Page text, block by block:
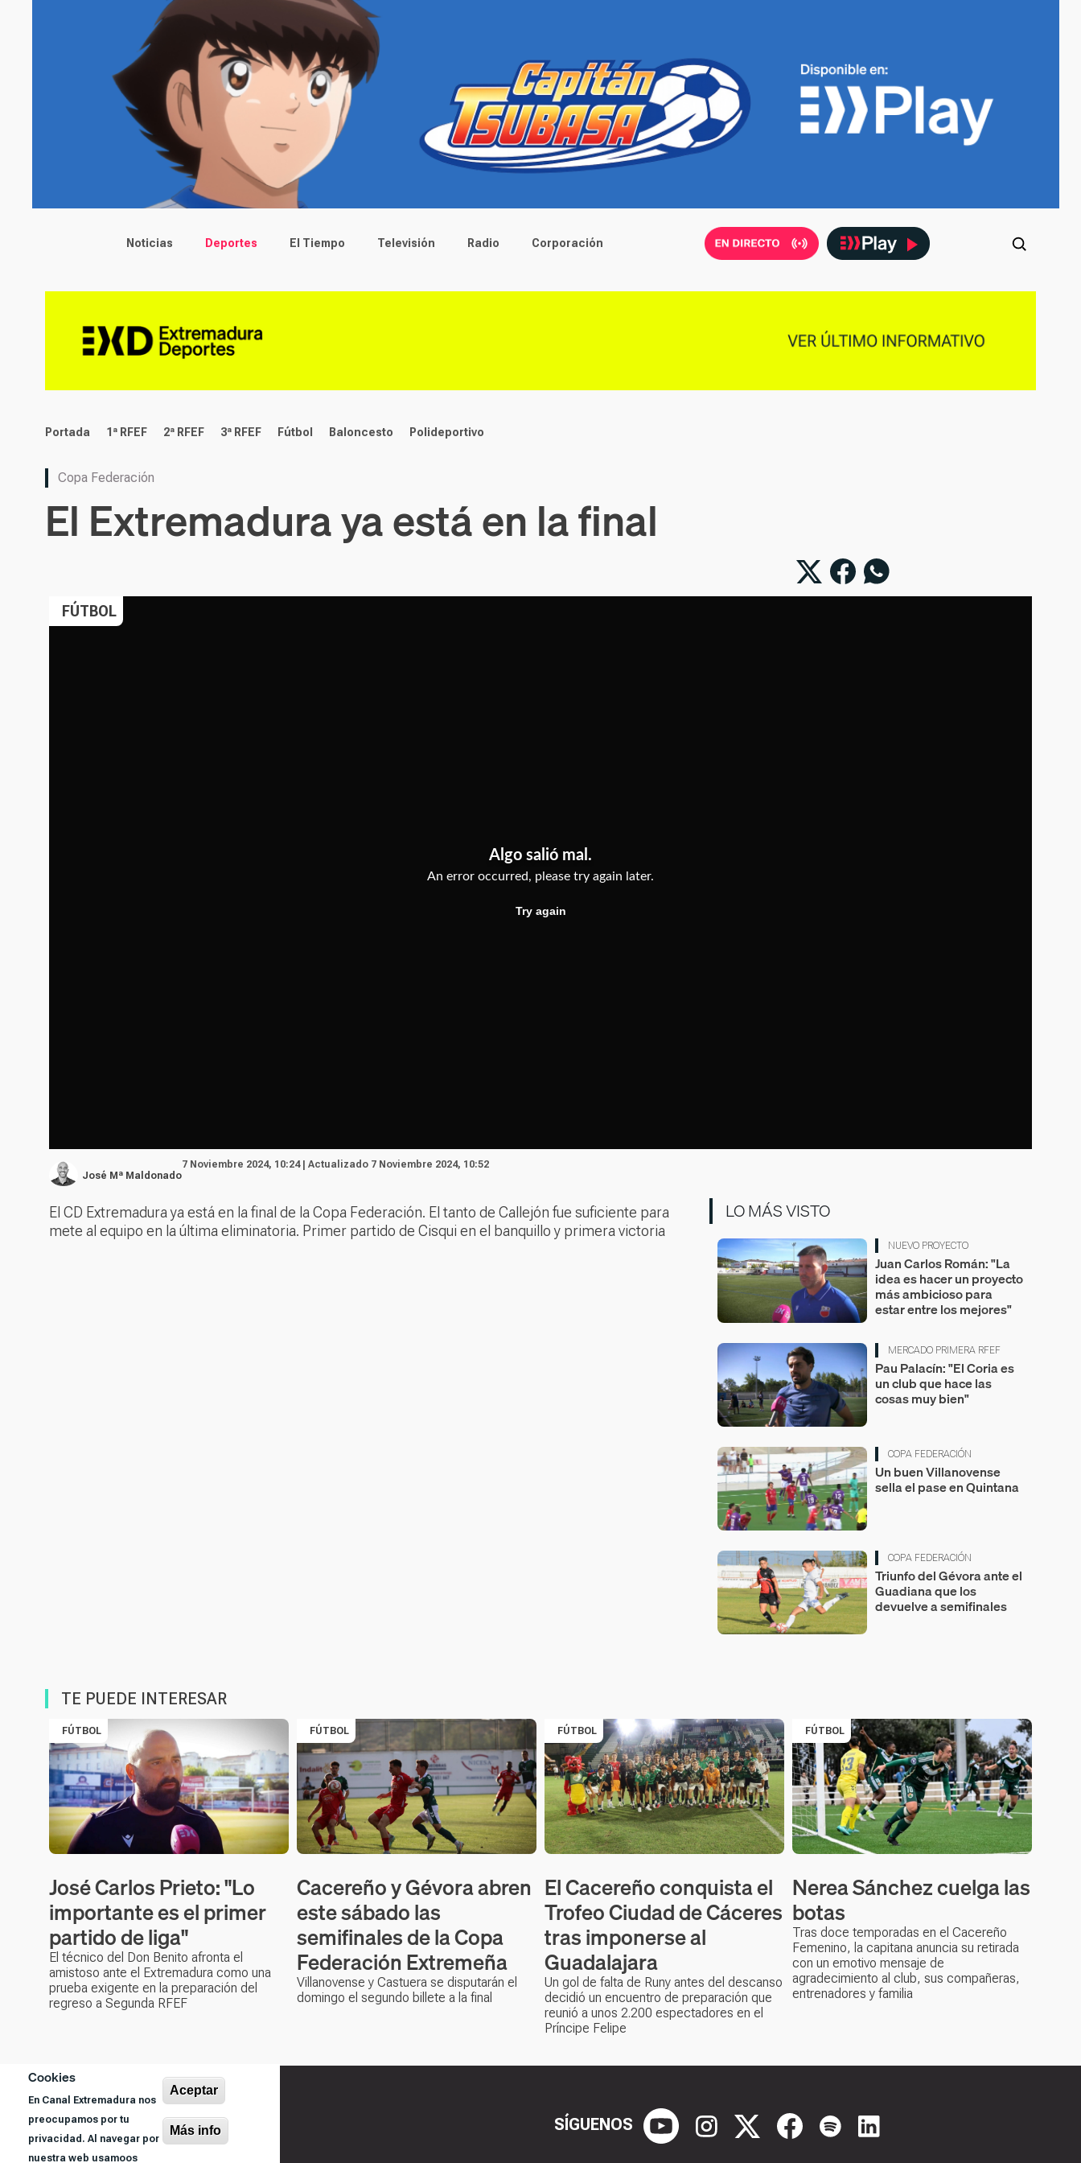
Cookies
En Canal Extremadura nos
preocupamos por tu
privacidad. Al navegar por
nuestra web usamoos
Aceptar
Más info
Main menu
Noticias Deportes El Tiempo Televisión Radio Corporación
deportes
Portada 1ª RFEF 2ª RFEF 3ª RFEF Fútbol Baloncesto Polideportivo
Copa Federación
El Extremadura ya está en la final
FÚTBOL
José Mª Maldonado
7 Noviembre 2024, 10:24 | Actualizado 7 Noviembre 2024, 10:52
El CD Extremadura ya está en la final de la Copa Federación. El tanto de Callejón fue suficiente para
mete al equipo en la última eliminatoria. Primer partido de Cisqui en el banquillo y primera victoria
LO MÁS VISTO
NUEVO PROYECTO
Juan Carlos Román: "La
idea es hacer un proyecto
más ambicioso para
estar entre los mejores"
MERCADO PRIMERA RFEF
Pau Palacín: "El Coria es
un club que hace las
cosas muy bien"
COPA FEDERACIÓN
Un buen Villanovense
sella el pase en Quintana
COPA FEDERACIÓN
Triunfo del Gévora ante el
Guadiana que los
devuelve a semifinales
TE PUEDE INTERESAR
FÚTBOL
José Carlos Prieto: "Lo
importante es el primer
partido de liga"
El técnico del Don Benito afronta el
amistoso ante el Extremadura como una
prueba exigente en la preparación del
regreso a Segunda RFEF
FÚTBOL
Cacereño y Gévora abren
este sábado las
semifinales de la Copa
Federación Extremeña
Villanovense y Castuera se disputarán el
domingo el segundo billete a la final
FÚTBOL
El Cacereño conquista el
Trofeo Ciudad de Cáceres
tras imponerse al
Guadalajara
Un gol de falta de Runy antes del descanso
decidió un encuentro de preparación que
reunió a unos 2.200 espectadores en el
Príncipe Felipe
FÚTBOL
Nerea Sánchez cuelga las
botas
Tras doce temporadas en el Cacereño
Femenino, la capitana anuncia su retirada
con un emotivo mensaje de
agradecimiento al club, sus compañeras,
entrenadores y familia
SÍGUENOS